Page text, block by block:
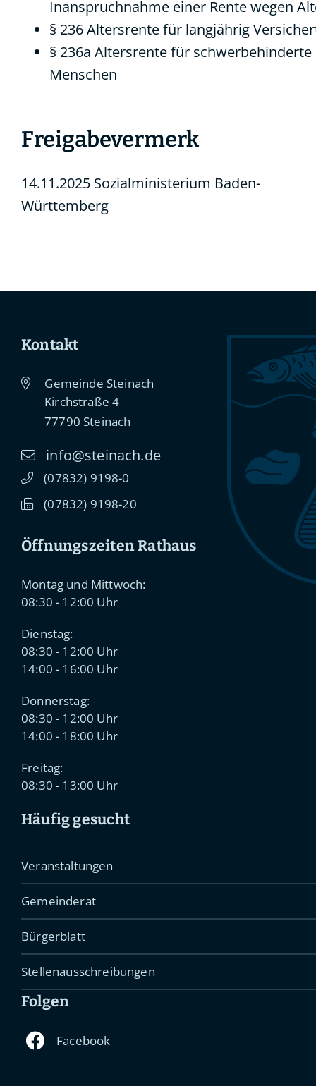
Inanspruchnahme einer Rente wegen
§ 236 Altersrente für langjährig
§ 236a Altersrente für schwerbehinderte
Menschen
Freigabevermerk
14.11.2025 Sozialministerium Baden-
Württemberg
Kontakt
Gemeinde Steinach
Kirchstraße 4
77790 Steinach
info@steinach.de
(07832) 91 98-0
(07832) 91 98-20
Öffnungszeiten Rathaus
Montag und Mittwoch:
08:30 - 12:00 Uhr
Dienstag:
08:30 - 12:00 Uhr
14:00 - 16:00 Uhr
Donnerstag:
08:30 - 12:00 Uhr
14:00 - 18:00 Uhr
Freitag:
08:30 - 13:00 Uhr
Häufig gesucht
Veranstaltungen
Gemeinderat
Bürgerblatt
Stellenausschreibungen
Folgen